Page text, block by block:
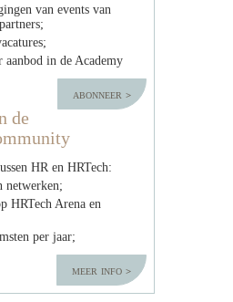
van events van
in de Academy
abonneer
de
HR en HRTech:
netwerken;
HRTech Arena en
per jaar;
meer info